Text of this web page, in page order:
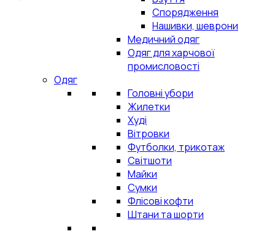
Спорядження
Нашивки, шеврони
Медичний одяг
Одяг для харчової
промисловості
Одяг
Головні убори
Жилетки
Худі
Вітровки
Футболки, трикотаж
Світшоти
Майки
Сумки
Флісові кофти
Штани та шорти